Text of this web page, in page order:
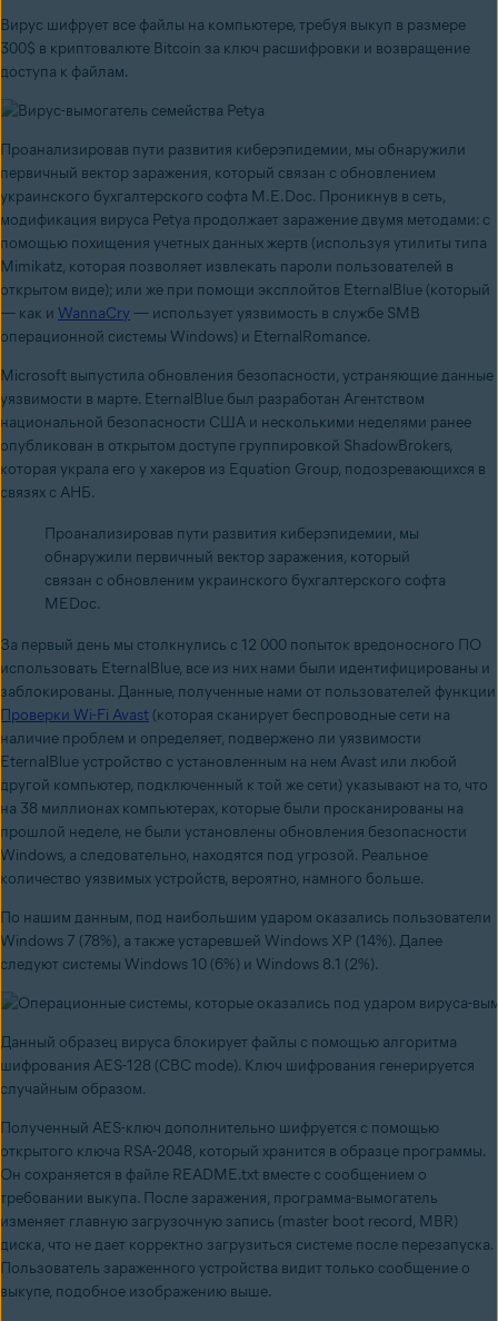
Вирус шифрует все файлы на компьютере, требуя выкуп в размере
300$ в криптовалюте Bitcoin за ключ расшифровки и возвращение
доступа к файлам.
Проанализировав пути развития киберэпидемии, мы обнаружили
первичный вектор заражения, который связан с обновлением
украинского бухгалтерского софта M.E.Doc. Проникнув в сеть,
модификация вируса Petya продолжает заражение двумя методами: с
помощью похищения учетных данных жертв (используя утилиты типа
Mimikatz, которая позволяет извлекать пароли пользователей в
открытом виде); или же при помощи эксплойтов EternalBlue (который
— как и WannaCry — использует уязвимость в службе SMB
операционной системы Windows) и EternalRomance.
Microsoft выпустила обновления безопасности, устраняющие данные
уязвимости в марте. EternalBlue был разработан Агентством
национальной безопасности США и несколькими неделями ранее
опубликован в открытом доступе группировкой ShadowBrokers,
которая украла его у хакеров из Equation Group, подозревающихся в
связях с АНБ.
Проанализировав пути развития киберэпидемии, мы
обнаружили первичный вектор заражения, который
связан с обновленим украинского бухгалтерского софта
MEDoc.
За первый день мы столкнулись с 12 000 попыток вредоносного ПО
использовать EternalBlue, все из них нами были идентифицированы и
заблокированы. Данные, полученные нами от пользователей функции
Проверки Wi-Fi Avast (которая сканирует беспроводные сети на
наличие проблем и определяет, подвержено ли уязвимости
EternalBlue устройство с установленным на нем Avast или любой
другой компьютер, подключенный к той же сети) указывают на то, что
на 38 миллионах компьютерах, которые были просканированы на
прошлой неделе, не были установлены обновления безопасности
Windows, а следовательно, находятся под угрозой. Реальное
количество уязвимых устройств, вероятно, намного больше.
По нашим данным, под наибольшим ударом оказались пользователи
Windows 7 (78%), а также устаревшей Windows XP (14%). Далее
следуют системы Windows 10 (6%) и Windows 8.1 (2%).
Данный образец вируса блокирует файлы с помощью алгоритма
шифрования AES-128 (CBC mode). Ключ шифрования генерируется
случайным образом.
Полученный AES-ключ дополнительно шифруется с помощью
открытого ключа RSA-2048, который хранится в образце программы.
Он сохраняется в файле README.txt вместе с сообщением о
требовании выкупа. После заражения, программа-вымогатель
изменяет главную загрузочную запись (master boot record, MBR)
диска, что не дает корректно загрузиться системе после перезапуска.
Пользователь зараженного устройства видит только сообщение о
выкупе, подобное изображению выше.